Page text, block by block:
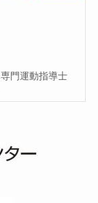
門運動指導士